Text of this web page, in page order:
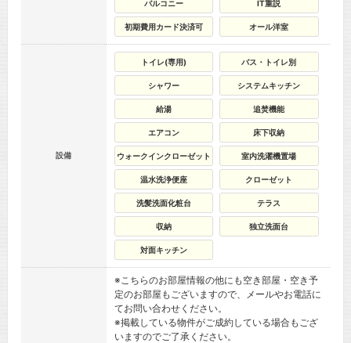
バルコニー IT重説
初期費用カード決済可 オール洋室
設備
トイレ(専用) バス・トイレ別
シャワー システムキッチン
給湯 追焚機能
エアコン 床下収納
ウォークインクローゼット 室内洗濯機置場
温水洗浄便座 クローゼット
洗髪洗面化粧台 テラス
収納 独立洗面台
対面キッチン
※こちらのお部屋情報の他にも空き部屋・空き予
定のお部屋もございますので、メールやお電話に
てお問い合わせください。
※掲載している物件がご成約している場合もござ
いますのでご了承ください。